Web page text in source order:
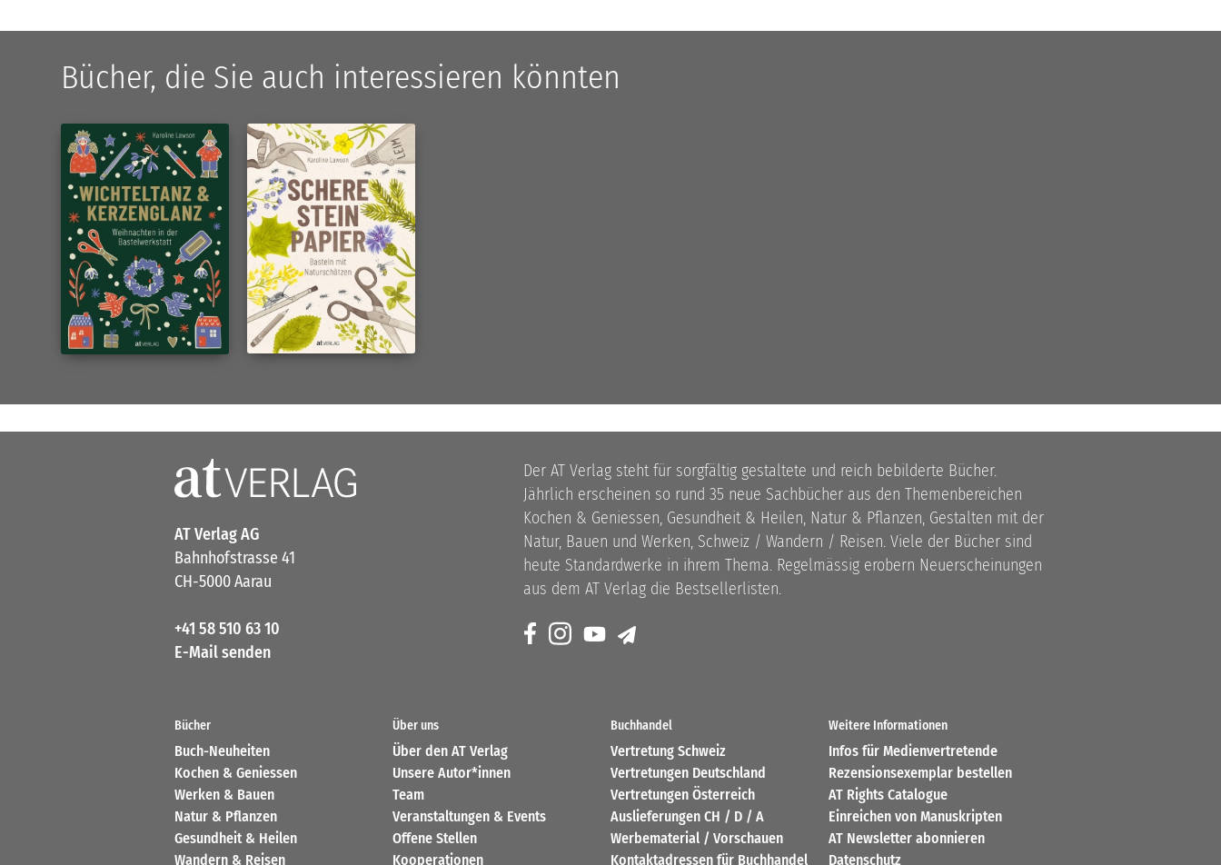
Bücher, die Sie auch interessieren könnten
AT Verlag AG
Bahnhofstrasse 41
CH-5000 Aarau
+41 58 510 63 10
E-Mail senden
Der AT Verlag steht für sorgfältig gestaltete und reich bebilderte Bücher.
Jährlich erscheinen so rund 35 neue Sachbücher aus den Themenbereichen
Kochen & Geniessen, Gesundheit & Heilen, Natur & Pflanzen, Gestalten mit der
Natur, Bauen und Werken, Schweiz / Wandern / Reisen. Viele der Bücher sind
heute Standardwerke in ihrem Thema. Regelmässig erobern Neuerscheinungen
aus dem AT Verlag die Bestsellerlisten.
Bücher
Buch-Neuheiten
Kochen & Geniessen
Werken & Bauen
Natur & Pflanzen
Gesundheit & Heilen
Wandern & Reisen
Über uns
Über den AT Verlag
Unsere Autor*innen
Team
Veranstaltungen & Events
Offene Stellen
Kooperationen
Buchhandel
Vertretung Schweiz
Vertretungen Deutschland
Vertretungen Österreich
Auslieferungen CH / D / A
Werbematerial / Vorschauen
Kontaktadressen für Buchhandel
Weitere Informationen
Infos für Medienvertretende
Rezensionsexemplar bestellen
AT Rights Catalogue
Einreichen von Manuskripten
AT Newsletter abonnieren
Datenschutz